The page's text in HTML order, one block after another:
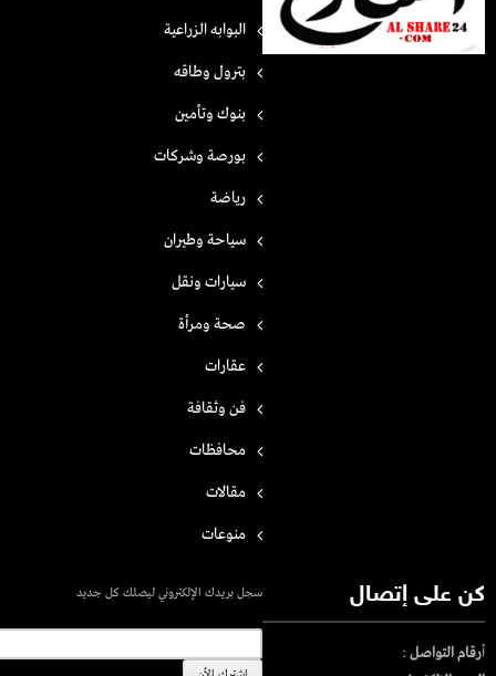
البوابه الزراعية
بترول وطاقه
بنوك وتأمين
بورصة وشركات
رياضة
سياحة وطيران
سيارات ونقل
صحة ومرأة
عقارات
فن وثقافة
محافظات
مقالات
منوعات
كن على إتصال
أرقام التواصل :
سجل بريدك الإلكتروني ليصلك كل جديد